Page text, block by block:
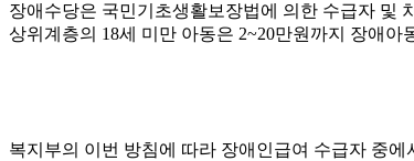
장애수당은 국민기초생활보장법에 의한 수급자 및
상위계층의 18세 미만 아동은 2~20만원까지 장애아
복지부의 이번 방침에 따라 장애인급여 수급자 중